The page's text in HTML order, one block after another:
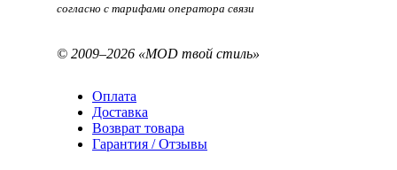
согласно с тарифами оператора связи
© 2009–2026 «MOD твой стиль»
Оплата
Доставка
Возврат товара
Гарантия / Отзывы